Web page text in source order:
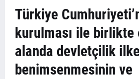
Türkiye
kurulması ile birlikte
alanda devletçilik
benimsenmesinin ve